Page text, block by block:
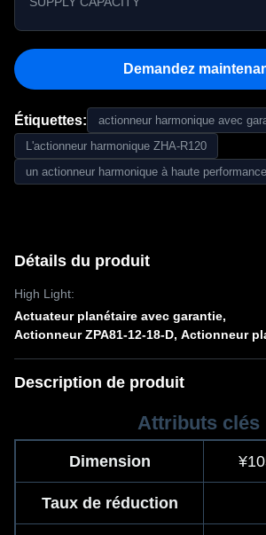
Demandez
Étiquettes:
actionneur harmonique avec
L'actionneur harmonique ZHA-R120
un actionneur harmonique à haute performance
Détails du produit
High Light:
Actuateur planétaire avec garantie,
Actionneur ZPA81-12-18-D, Actionneur
Description de produit
Attributs clés
Dimension
Taux de réduction